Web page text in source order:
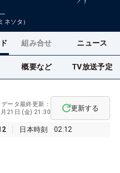
ネソタ）
組み合せ ニュース
概要など TV放送予定
日本時刻 02:12
データ最終更新：
21日 (金) 21:30
更新する